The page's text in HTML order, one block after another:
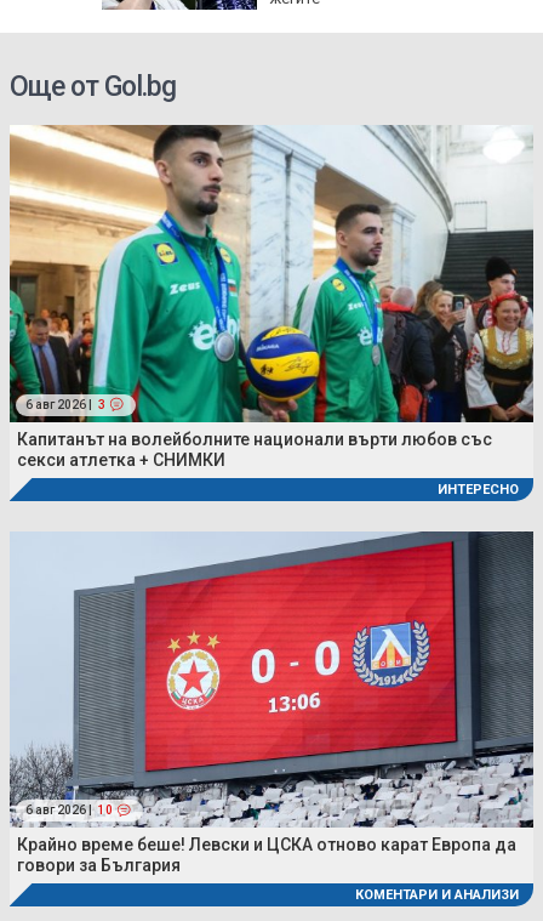
Още от Gol.bg
6 авг 2026 | 3
Капитанът на волейболните национали върти любов със
секси атлетка + СНИМКИ
ИНТЕРЕСНО
6 авг 2026 | 10
Крайно време беше! Левски и ЦСКА отново карат Европа да
говори за България
КОМЕНТАРИ И АНАЛИЗИ